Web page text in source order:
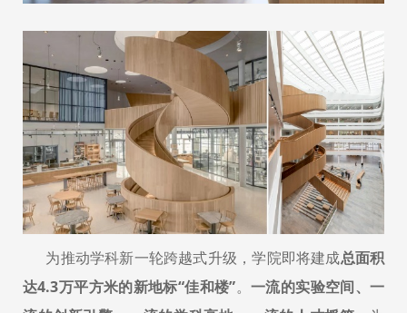
为推动学科新一轮跨越式升级，学院即将建成总面积
达4.3万平方米的新地标“佳和楼”。 一流的实验空间、一